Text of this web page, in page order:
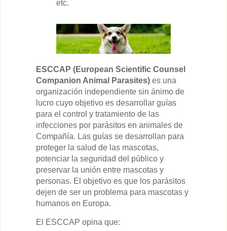
etc.
ESCCAP (European Scientific Counsel
Companion Animal Parasites) es una
organización independiente sin ánimo de
lucro cuyo objetivo es desarrollar guías
para el control y tratamiento de las
infecciones por parásitos en animales de
Compañía. Las guías se desarrollan para
proteger la salud de las mascotas,
potenciar la seguridad del público y
preservar la unión entre mascotas y
personas. El objetivo es que los parásitos
dejen de ser un problema para mascotas y
humanos en Europa.
El ESCCAP opina que: